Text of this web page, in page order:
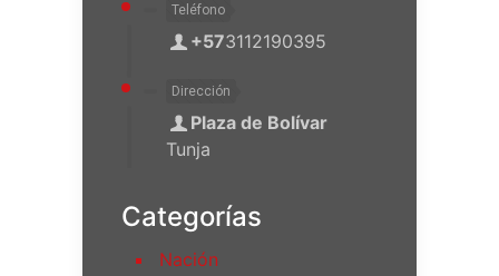
Teléfono
+573112190395
Dirección
Plaza de Bolívar
Tunja
Categorías
Nación